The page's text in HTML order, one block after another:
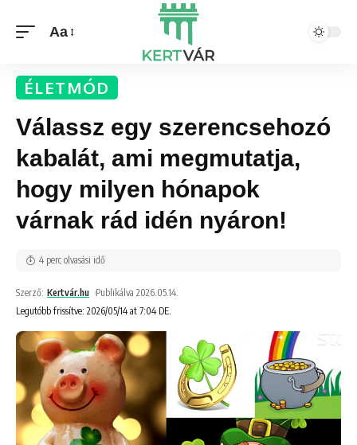
Aa
ÉLETMÓD
Válassz egy szerencsehozó
kabalát, ami megmutatja,
hogy milyen hónapok
várnak rád idén nyáron!
Legutóbb frissítve: 2026/05/14 at 7:04 DE.
Szerző: Kertvár.hu Publikálva 2026.05.14.
4 perc olvasási idő